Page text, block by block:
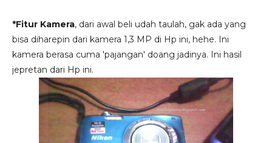
*Fitur Kamera, dari awal beli udah taulah, gak ada yang
bisa diharepin dari kamera 1,3 MP di Hp ini, hehe. Ini
kamera berasa cuma 'pajangan' doang jadinya. Ini hasil
jepretan dari Hp ini.